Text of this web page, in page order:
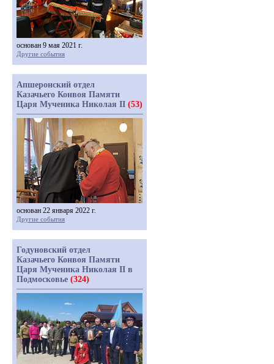
основан 9 мая 2021 г.
Другие события
Апшеронский отдел
Казачьего Конвоя Памяти
Царя Мученика Николая II (53)
основан 22 января 2022 г.
Другие события
Годуновский отдел
Казачьего Конвоя Памяти
Царя Мученика Николая II в
Подмосковье (324)